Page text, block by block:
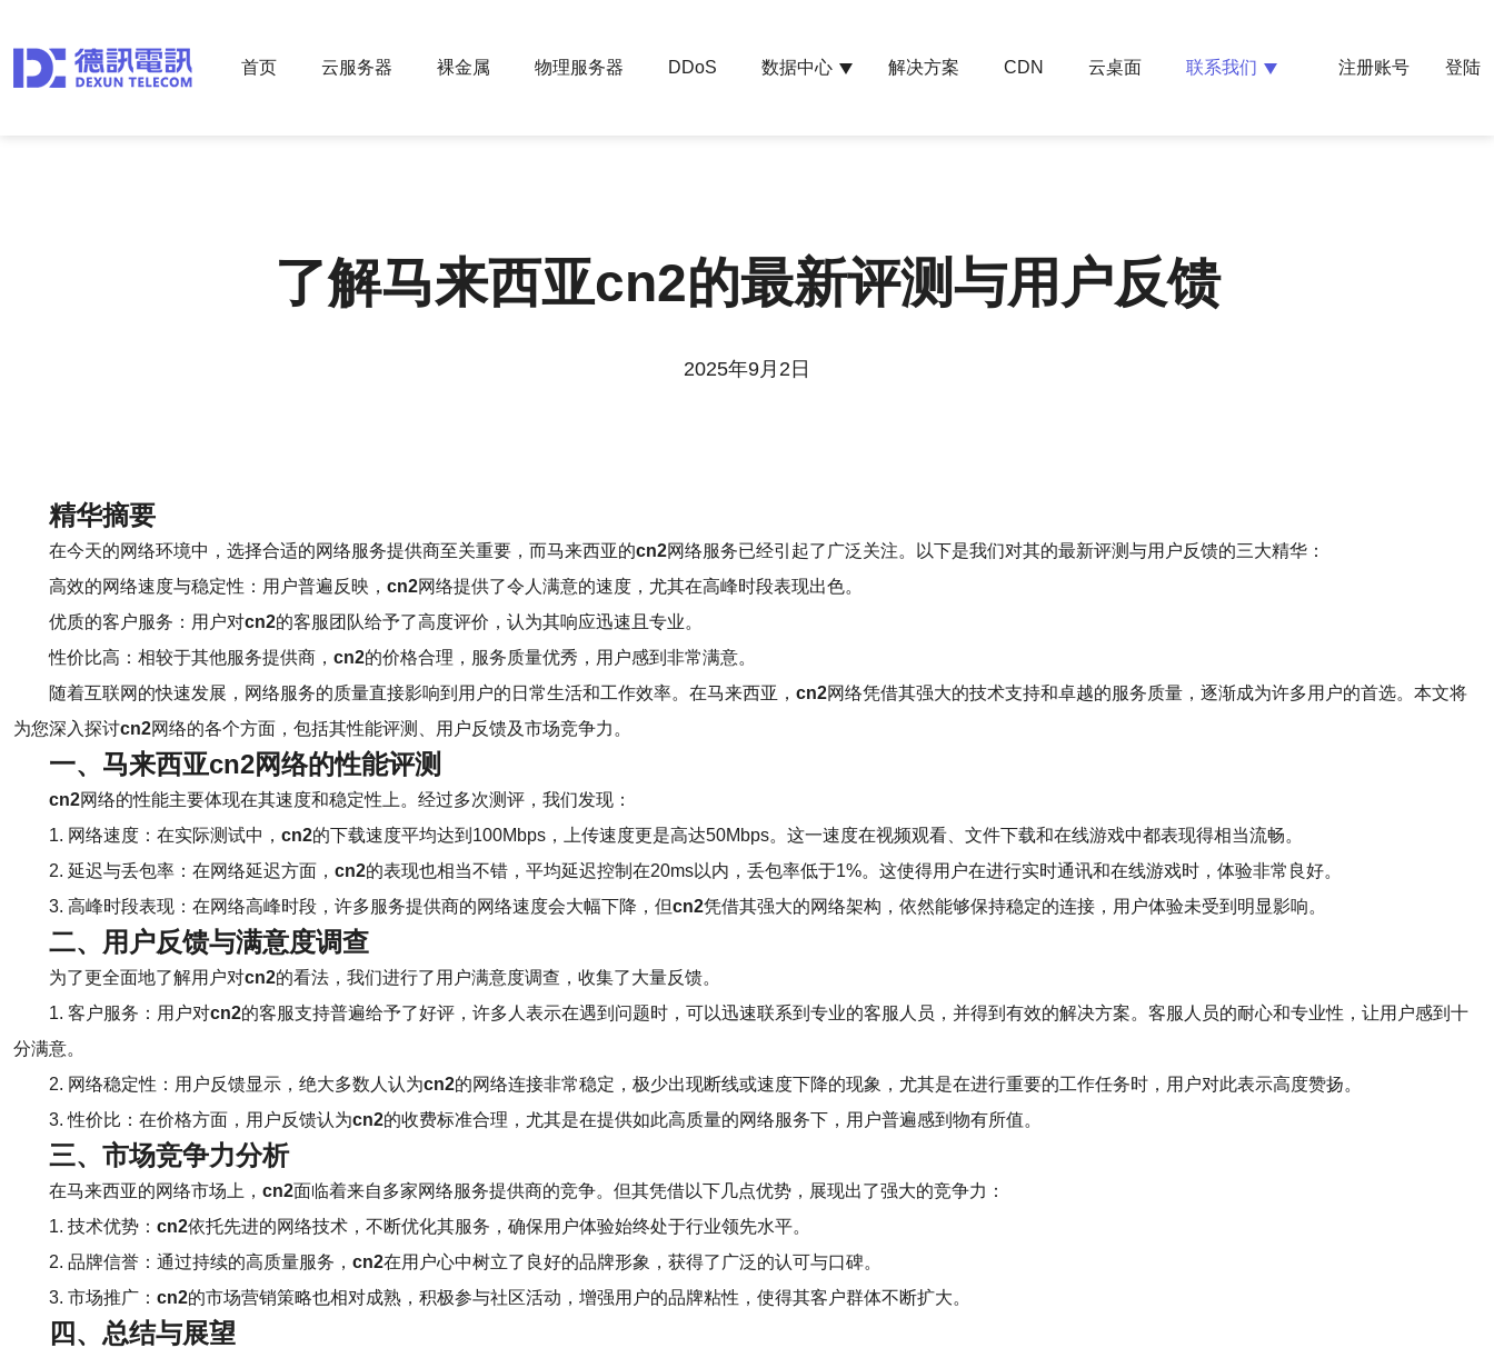
首页 云服务器 裸金属 物理服务器 DDoS 数据中心 解决方案 CDN 云桌面 联系我们 注册账号 登陆
了解马来西亚cn2的最新评测与用户反馈
2025年9月2日
精华摘要
在今天的网络环境中，选择合适的网络服务提供商至关重要，而马来西亚的cn2网络服务已经引起了广泛关注。以下是我们对其的最新评测与用户反馈的三大精华：
高效的网络速度与稳定性：用户普遍反映， cn2网络提供了令人满意的速度，尤其在高峰时段表现出色。
优质的客户服务：用户对cn2的客服团队给予了高度评价，认为其响应迅速且专业。
性价比高：相较于其他服务提供商， cn2的价格合理，服务质量优秀，用户感到非常满意。
随着互联网的快速发展，网络服务的质量直接影响到用户的日常生活和工作效率。在马来西亚， cn2网络凭借其强大的技术支持和卓越的服务质量，逐渐成为许多用户的首选。本文将
为您深入探讨cn2网络的各个方面，包括其性能评测、用户反馈及市场竞争力。
一、马来西亚cn2网络的性能评测
cn2网络的性能主要体现在其速度和稳定性上。经过多次测评，我们发现：
1. 网络速度：在实际测试中， cn2的下载速度平均达到100Mbps，上传速度更是高达50Mbps。这一速度在视频观看、文件下载和在线游戏中都表现得相当流畅。
2. 延迟与丢包率：在网络延迟方面， cn2的表现也相当不错，平均延迟控制在20ms以内，丢包率低于1%。这使得用户在进行实时通讯和在线游戏时，体验非常良好。
3. 高峰时段表现：在网络高峰时段，许多服务提供商的网络速度会大幅下降，但cn2凭借其强大的网络架构，依然能够保持稳定的连接，用户体验未受到明显影响。
二、用户反馈与满意度调查
为了更全面地了解用户对cn2的看法，我们进行了用户满意度调查，收集了大量反馈。
1. 客户服务：用户对cn2的客服支持普遍给予了好评，许多人表示在遇到问题时，可以迅速联系到专业的客服人员，并得到有效的解决方案。客服人员的耐心和专业性，让用户感到十
分满意。
2. 网络稳定性：用户反馈显示，绝大多数人认为cn2的网络连接非常稳定，极少出现断线或速度下降的现象，尤其是在进行重要的工作任务时，用户对此表示高度赞扬。
3. 性价比：在价格方面，用户反馈认为cn2的收费标准合理，尤其是在提供如此高质量的网络服务下，用户普遍感到物有所值。
三、市场竞争力分析
在马来西亚的网络市场上， cn2面临着来自多家网络服务提供商的竞争。但其凭借以下几点优势，展现出了强大的竞争力：
1. 技术优势： cn2依托先进的网络技术，不断优化其服务，确保用户体验始终处于行业领先水平。
2. 品牌信誉：通过持续的高质量服务， cn2在用户心中树立了良好的品牌形象，获得了广泛的认可与口碑。
3. 市场推广： cn2的市场营销策略也相对成熟，积极参与社区活动，增强用户的品牌粘性，使得其客户群体不断扩大。
四、总结与展望